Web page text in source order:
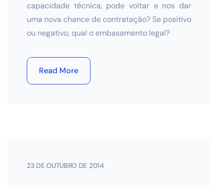
capacidade técnica, pode voltar e nos dar
uma nova chance de contratação? Se positivo
ou negativo, qual o embasamento legal?
Read More
23 DE OUTUBRO DE 2014